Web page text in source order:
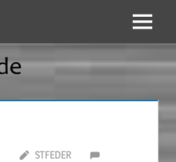
Menü
STFEDER